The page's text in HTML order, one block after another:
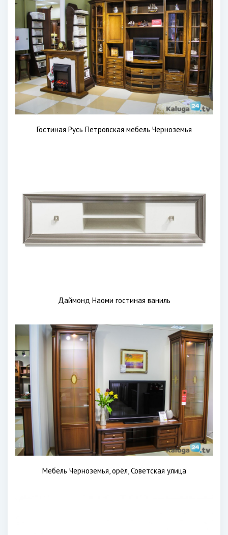
Гостиная Русь Петровская мебель Черноземья
Даймонд Наоми гостиная ваниль
Мебель Черноземья, орёл, Советская улица